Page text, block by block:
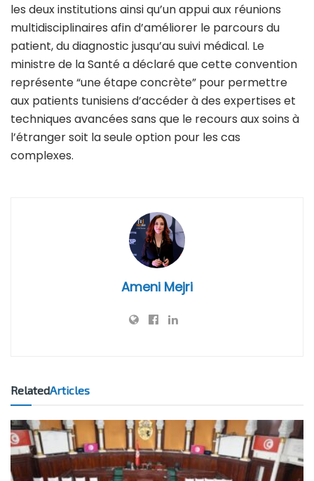
les deux institutions ainsi qu’un appui aux réunions
multidisciplinaires afin d’améliorer le parcours du
patient, du diagnostic jusqu’au suivi médical. Le
ministre de la Santé a déclaré que cette convention
représente “une étape concrète” pour permettre
aux patients tunisiens d’accéder à des expertises et
techniques avancées sans que le recours aux soins à
l’étranger soit la seule option pour les cas
complexes.
Ameni Mejri
RelatedArticles